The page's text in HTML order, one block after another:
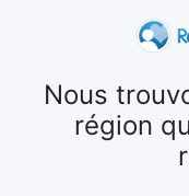
Nous
région